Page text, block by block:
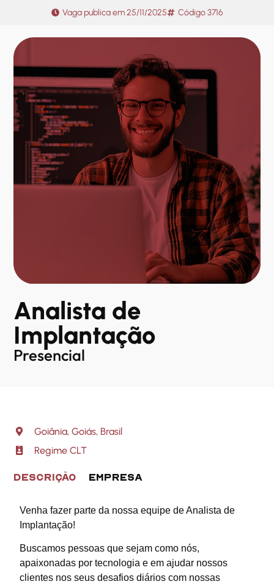
Vaga publica em25/11/2025 Código 3716
Analista de
Implantação
Presencial
Goiânia, Goiás, Brasil
Regime CLT
Descrição Empresa
Venha fazer parte da nossa equipe de Analista de
Implantação!
Buscamos pessoas que sejam como nós,
apaixonadas por tecnologia e em ajudar nossos
clientes nos seus desafios diários com nossas